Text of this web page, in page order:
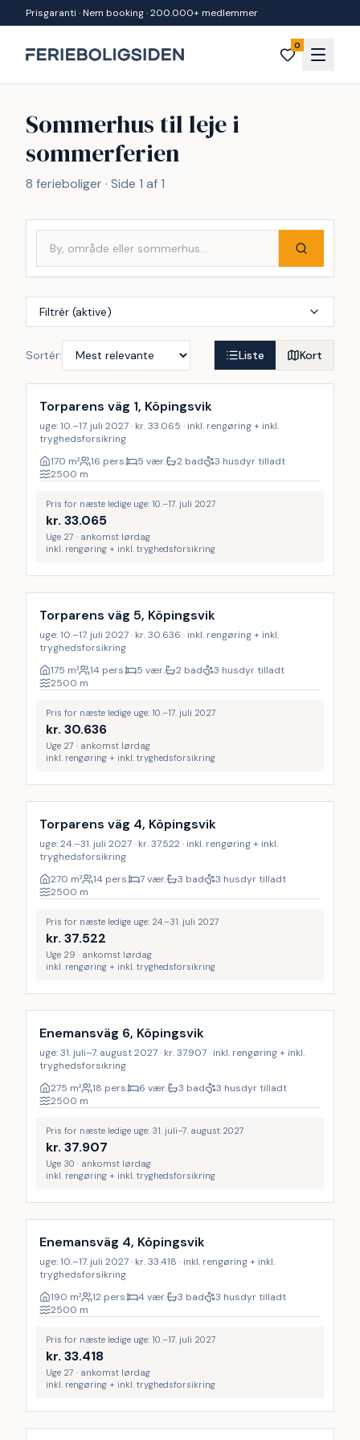
Spring til indhold
Prisgaranti · Nem booking · 200.000+ medlemmer
0
Sommerhus til leje i
sommerferien
8 ferieboliger · Side 1 af 1
Filtrér (aktive)
Sortér: Liste Kort
Torparens väg 1, Köpingsvik
uge: 10.–17. juli 2027 · kr. 33.065 · inkl. rengøring + inkl.
tryghedsforsikring
170 m² 16 pers. 5 vær. 2 bad
3 husdyr tilladt
2500 m
Pris for næste ledige uge: 10.–17. juli 2027
kr. 33.065
Uge 27 · ankomst lørdag
inkl. rengøring + inkl. tryghedsforsikring
Inkl. rengøring
Torparens väg 5, Köpingsvik
uge: 10.–17. juli 2027 · kr. 30.636 · inkl. rengøring + inkl.
tryghedsforsikring
175 m² 14 pers. 5 vær. 2 bad
3 husdyr tilladt
2500 m
Pris for næste ledige uge: 10.–17. juli 2027
kr. 30.636
Uge 27 · ankomst lørdag
inkl. rengøring + inkl. tryghedsforsikring
Inkl. rengøring
Torparens väg 4, Köpingsvik
uge: 24.–31. juli 2027 · kr. 37.522 · inkl. rengøring + inkl.
tryghedsforsikring
270 m² 14 pers. 7 vær. 3 bad
3 husdyr tilladt
2500 m
Pris for næste ledige uge: 24.–31. juli 2027
kr. 37.522
Uge 29 · ankomst lørdag
inkl. rengøring + inkl. tryghedsforsikring
Inkl. rengøring
Enemansväg 6, Köpingsvik
uge: 31. juli–7. august 2027 · kr. 37.907 · inkl. rengøring + inkl.
tryghedsforsikring
275 m² 18 pers. 6 vær. 3 bad
3 husdyr tilladt
2500 m
Pris for næste ledige uge: 31. juli–7. august 2027
kr. 37.907
Uge 30 · ankomst lørdag
inkl. rengøring + inkl. tryghedsforsikring
Inkl. rengøring
Enemansväg 4, Köpingsvik
uge: 10.–17. juli 2027 · kr. 33.418 · inkl. rengøring + inkl.
tryghedsforsikring
190 m² 12 pers. 4 vær. 3 bad
3 husdyr tilladt
2500 m
Pris for næste ledige uge: 10.–17. juli 2027
kr. 33.418
Uge 27 · ankomst lørdag
inkl. rengøring + inkl. tryghedsforsikring
Inkl. rengøring